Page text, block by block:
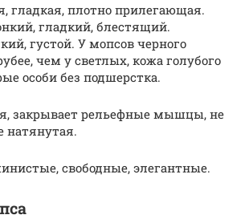
гладкая, плотно прилегающая.
гладкий, блестящий.
густой. У мопсов черного
чем у светлых, кожа голубого
особи без подшерстка.
закрывает рельефные мышцы, не
натянутая.
свободные, элегантные.